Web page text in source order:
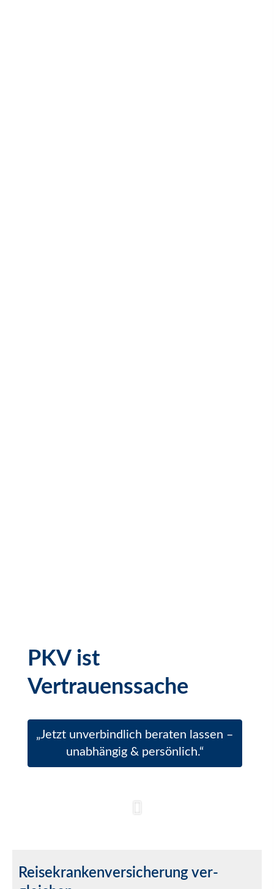
PKV ist
Vertrauenssache
„Jetzt unverbindlich beraten lassen –
unabhängig & persönlich.“
Reise­kranken­ver­si­che­rung ver­